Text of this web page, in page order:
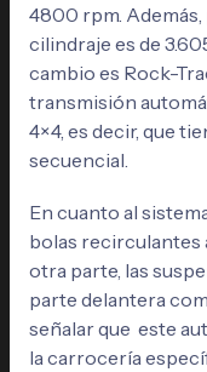
4800 rpm.
cilindraje es de
cambio es Rock-
transmisión
4×4, es decir, que
secuencial.
En cuanto al
bolas
otra parte, las
parte delantera
señalar que este
la carrocería